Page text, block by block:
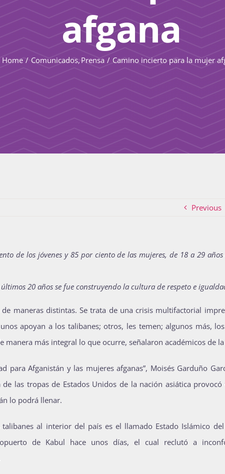
afgana
Home Comunicados Prensa Camino incierto para la mujer
Previous
de los jóvenes y 85 por ciento de las mujeres, de 18 a 29
20 años se fue construyendo la cultura de respeto e
maneras distintas. Se trata de una crisis multifactorial
apoyan a los talibanes; otros, les temen; algunos más,
más integral lo que ocurre, señalaron académicos de la
para Afganistán y las mujeres afganas”, Moisés Garduño
las tropas de Estados Unidos de la nación asiática
lo podrá llenar.
al interior del país es el llamado Estado Islámico del
de Kabul hace unos días, el cual reclutó a